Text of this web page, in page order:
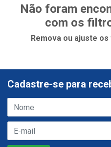
Não foram
com os
Remova ou ajuste
Cadastre-se para